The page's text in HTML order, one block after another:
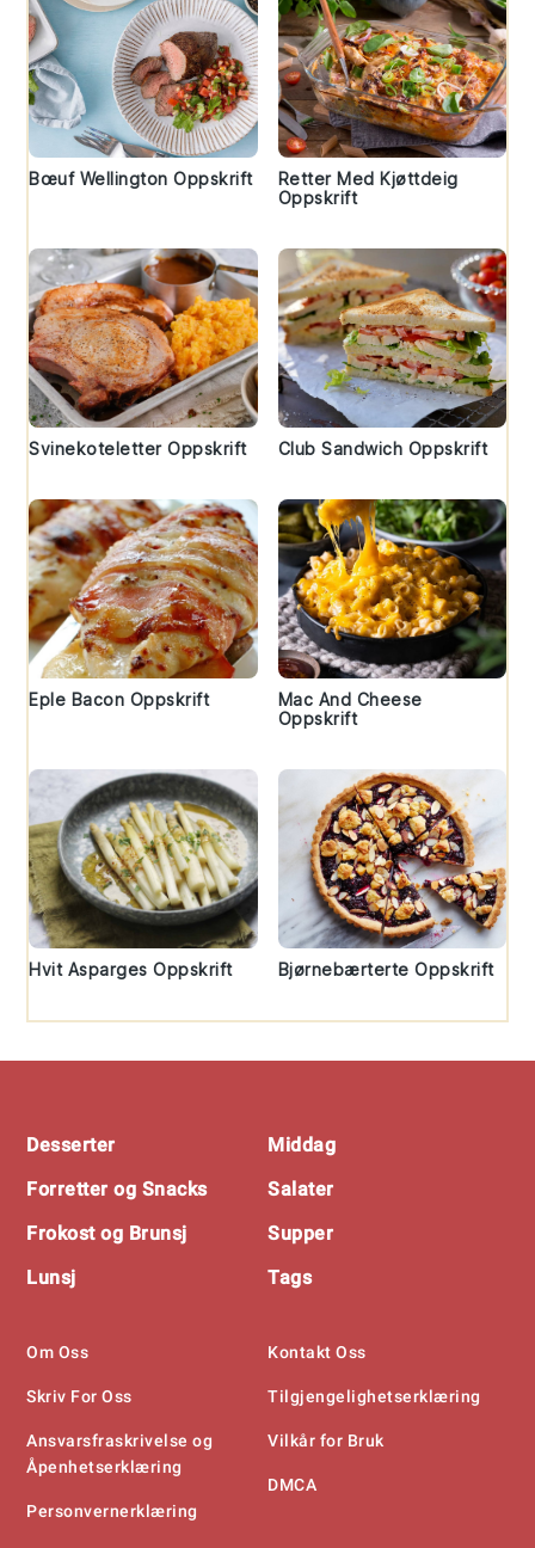
Bœuf Wellington Oppskrift
Retter Med Kjøttdeig
Oppskrift
Svinekoteletter Oppskrift Club Sandwich Oppskrift
Eple Bacon Oppskrift
Mac And Cheese
Oppskrift
Hvit Asparges Oppskrift Bjørnebærterte Oppskrift
Desserter
Forretter og Snacks
Frokost og Brunsj
Lunsj
Middag
Salater
Supper
Tags
Om Oss
Skriv For Oss
Ansvarsfraskrivelse og
Åpenhetserklæring
Personvernerklæring
Kontakt Oss
Tilgjengelighetserklæring
Vilkår for Bruk
DMCA